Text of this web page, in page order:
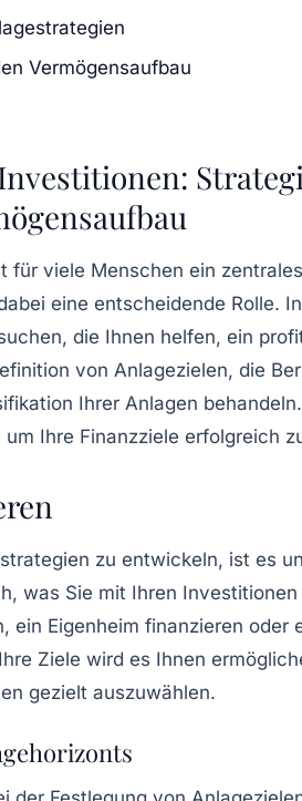
Vermögensaufbau
für viele Menschen ein
eine entscheidende Rolle.
die Ihnen helfen, ein
von Anlagezielen, die
Ihrer Anlagen
Ihre Finanzziele erfolgreich
zu entwickeln, ist es
was Sie mit Ihren
ein Eigenheim finanzieren oder
Ziele wird es Ihnen
gezielt auszuwählen.